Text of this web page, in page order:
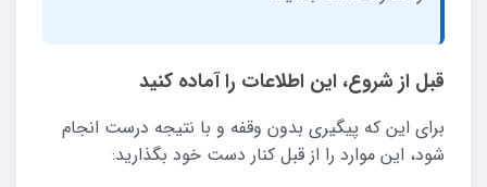
قبل از شروع، این اطلاعات را آماده کنید
برای این که پیگیری بدون وقفه و با نتیجه درست انجام
شود، این موارد را از قبل کنار دست خود بگذارید: